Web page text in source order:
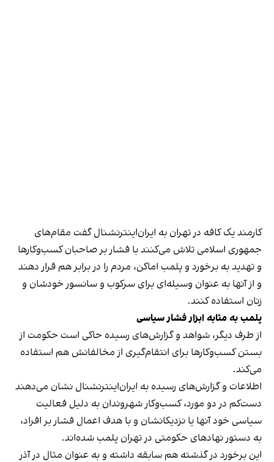
کارمند یک کافه در تهران به ایران‌اینترنشنال گفت مقام‌های
جمهوری اسلامی تلاش می‌کنند با فشار بر صاحبان کسب‌وکارها
و تهدید به برخورد و پلمب اماکن، مردم را در برابر هم قرار دهند
و از آنها به عنوان وسیله‌ای برای سرکوب و سانسور خودشان و
زنان استفاده کنند.
پلمب به مثابه ابزار فشار سیاسی
از طرف دیگر، شواهد و گزارش‌های رسیده حاکی است حکومت از
بستن کسب‌وکارها برای انتقام‌گیری از مخالفانش هم استفاده
می‌کند.
اطلاعات و گزارش‌های رسیده به ایران‌اینترنشنال نشان می‌دهند
دست‌کم در دو مورد، کسب‌وکار شهروندان به دلیل فعالیت
سیاسی خود آنها یا نزدیکانشان و با هدف اعمال فشار بر افراد،
به دستور نهادهای حکومتی در تهران پلمب شده‌اند.
این برخورد در گذشته هم سابقه داشته و به عنوان مثال در آذر